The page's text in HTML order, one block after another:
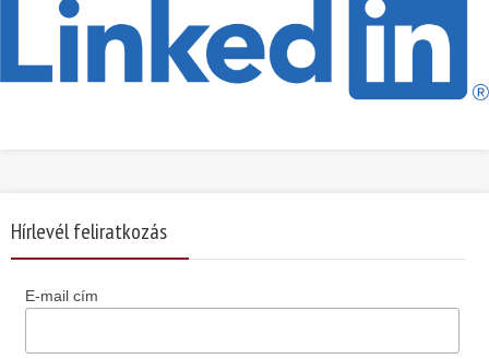
Hírlevél feliratkozás
E-mail cím